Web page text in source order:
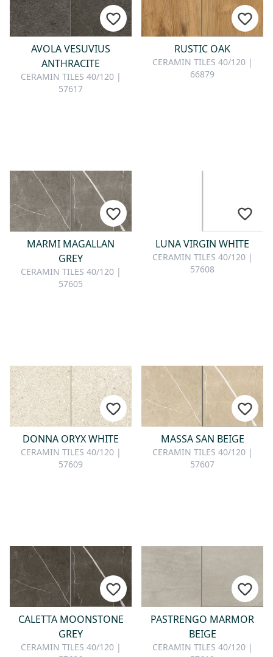
AVOLA VESUVIUS
ANTHRACITE
CERAMIN TILES 40/120 |
57617
RUSTIC OAK
CERAMIN TILES 40/120 |
66879
MARMI MAGALLAN
GREY
CERAMIN TILES 40/120 |
57605
LUNA VIRGIN WHITE
CERAMIN TILES 40/120 |
57608
DONNA ORYX WHITE
CERAMIN TILES 40/120 |
57609
MASSA SAN BEIGE
CERAMIN TILES 40/120 |
57607
CALETTA MOONSTONE
GREY
CERAMIN TILES 40/120 |
PASTRENGO MARMOR
BEIGE
CERAMIN TILES 40/120 |